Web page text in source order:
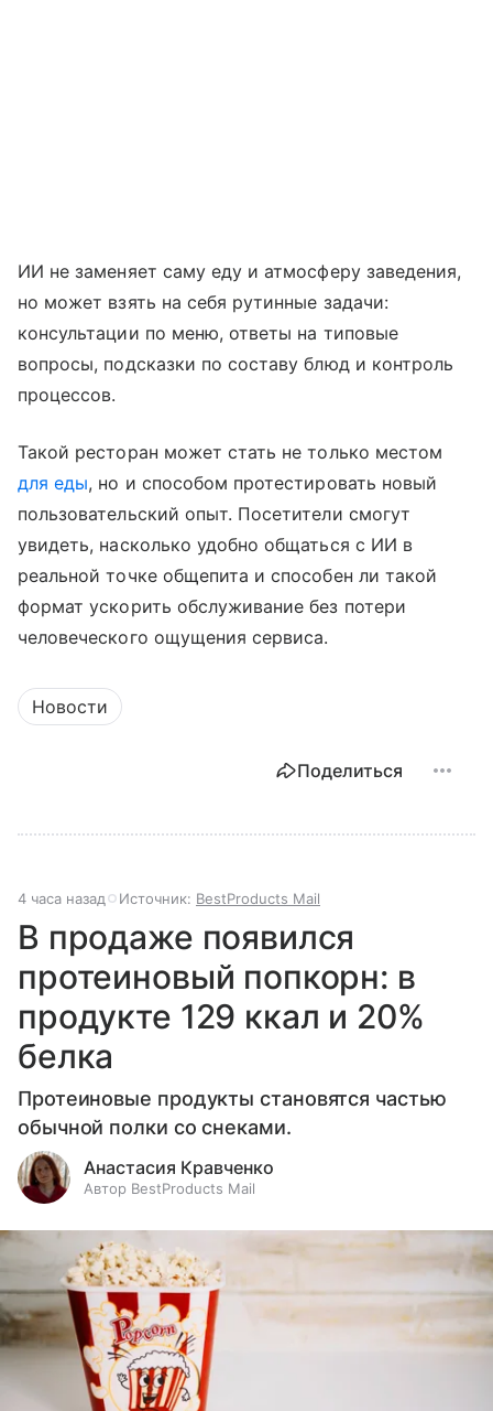
ИИ не заменяет саму еду и атмосферу заведения,
но может взять на себя рутинные задачи:
консультации по меню, ответы на типовые
вопросы, подсказки по составу блюд и контроль
процессов.
Такой ресторан может стать не только местом
для еды, но и способом протестировать новый
пользовательский опыт. Посетители смогут
увидеть, насколько удобно общаться с ИИ в
реальной точке общепита и способен ли такой
формат ускорить обслуживание без потери
человеческого ощущения сервиса.
Новости
Поделиться
4 часа назад Источник: BestProducts Mail
В продаже появился
протеиновый попкорн: в
продукте 129 ккал и 20%
белка
Протеиновые продукты становятся частью
обычной полки со снеками.
Анастасия Кравченко
Автор BestProducts Mail